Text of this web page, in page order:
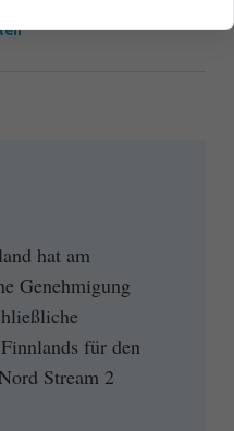
hat am
Genehmigung
für den
Stream 2